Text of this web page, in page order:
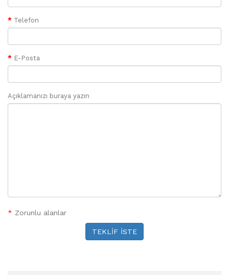
Telefon
E-Posta
Açıklamanızı buraya yazın
* Zorunlu alanlar
TEKLİF İSTE